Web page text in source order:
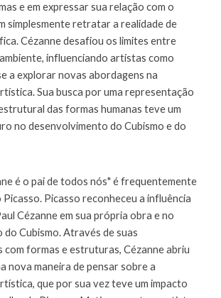
e em expressar sua relação com o
simplesmente retratar a realidade de
Cézanne desafiou os limites entre
influenciando artistas como
a explorar novas abordagens na
Sua busca por uma representação
das formas humanas teve um
no desenvolvimento do Cubismo e do
é o pai de todos nós" é frequentemente
Picasso reconheceu a influência
Cézanne em sua própria obra e no
Cubismo. Através de suas
com formas e estruturas, Cézanne abriu
nova maneira de pensar sobre a
que por sua vez teve um impacto